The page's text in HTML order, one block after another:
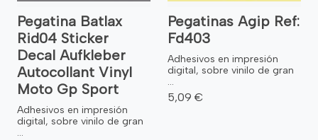
Pegatina Batlax
Rid04 Sticker
Decal Aufkleber
Autocollant Vinyl
Moto Gp Sport
Adhesivos en impresión
digital, sobre vinilo de gran
...
Pegatinas Agip Ref:
Fd403
Adhesivos en impresión
digital, sobre vinilo de gran
...
5,09 €